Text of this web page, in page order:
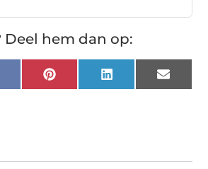
Deel hem dan op:
Pinterest LinkedIn Email